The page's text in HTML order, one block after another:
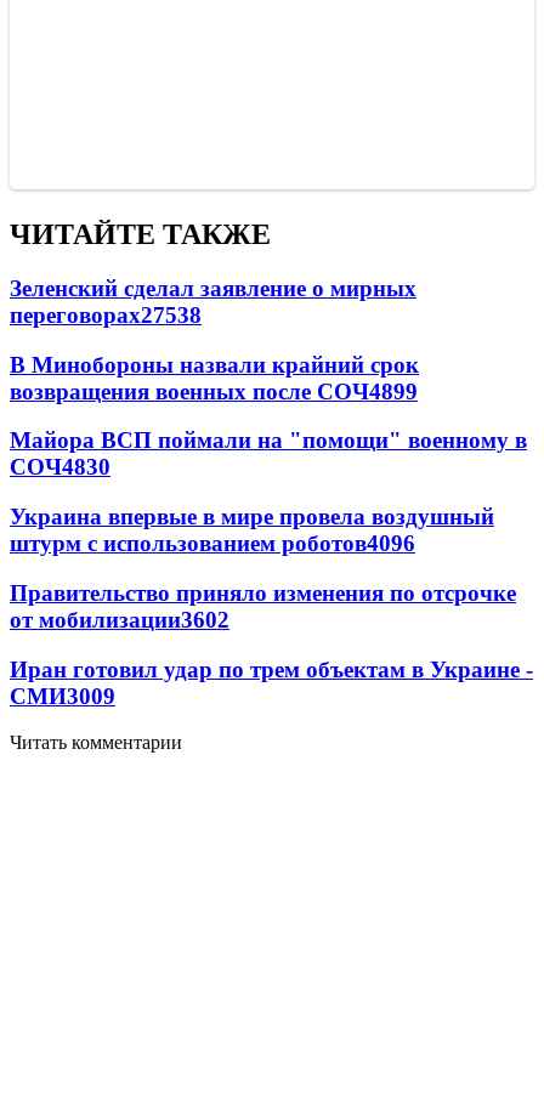
ЧИТАЙТЕ ТАКЖЕ
Зеленский сделал заявление о мирных
переговорах27538
В Минобороны назвали крайний срок
возвращения военных после СОЧ4899
Майора ВСП поймали на "помощи" военному в
СОЧ4830
Украина впервые в мире провела воздушный
штурм с использованием роботов4096
Правительство приняло изменения по отсрочке
от мобилизации3602
Иран готовил удар по трем объектам в Украине -
СМИ3009
Читать комментарии